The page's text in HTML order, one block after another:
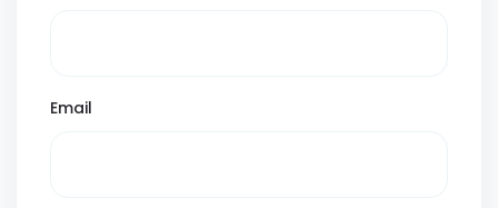
Email